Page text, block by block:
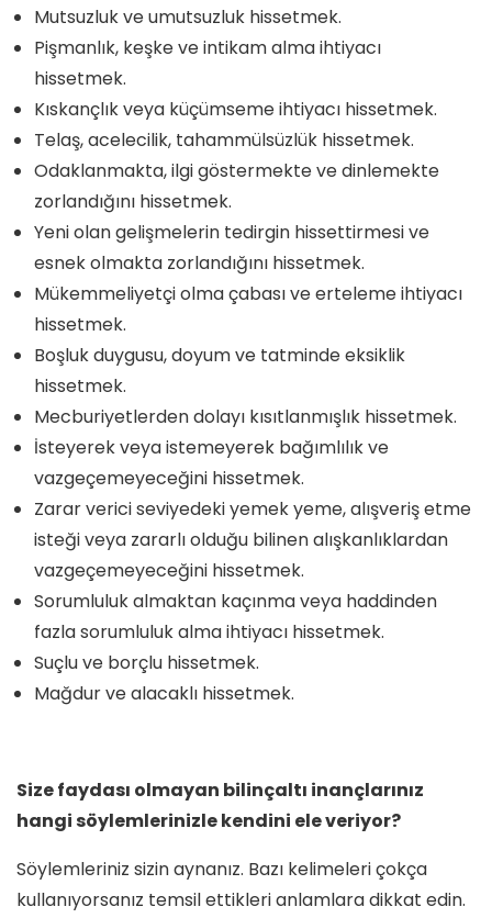
Mutsuzluk ve umutsuzluk hissetmek.
Pişmanlık, keşke ve intikam alma ihtiyacı
hissetmek.
Kıskançlık veya küçümseme ihtiyacı hissetmek.
Telaş, acelecilik, tahammülsüzlük hissetmek.
Odaklanmakta, ilgi göstermekte ve dinlemekte
zorlandığını hissetmek.
Yeni olan gelişmelerin tedirgin hissettirmesi ve
esnek olmakta zorlandığını hissetmek.
Mükemmeliyetçi olma çabası ve erteleme ihtiyacı
hissetmek.
Boşluk duygusu, doyum ve tatminde eksiklik
hissetmek.
Mecburiyetlerden dolayı kısıtlanmışlık hissetmek.
İsteyerek veya istemeyerek bağımlılık ve
vazgeçemeyeceğini hissetmek.
Zarar verici seviyedeki yemek yeme, alışveriş etme
isteği veya zararlı olduğu bilinen alışkanlıklardan
vazgeçemeyeceğini hissetmek.
Sorumluluk almaktan kaçınma veya haddinden
fazla sorumluluk alma ihtiyacı hissetmek.
Suçlu ve borçlu hissetmek.
Mağdur ve alacaklı hissetmek.
Size faydası olmayan bilinçaltı inançlarınız
hangi söylemlerinizle kendini ele veriyor?
Söylemleriniz sizin aynanız. Bazı kelimeleri çokça
kullanıyorsanız temsil ettikleri anlamlara dikkat edin.